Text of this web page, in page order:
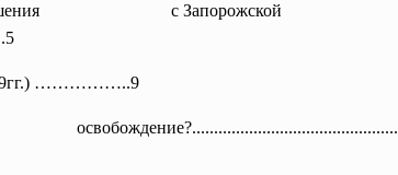
с Запорожской
1709гг.) ……………..9
освобождение?...............................................